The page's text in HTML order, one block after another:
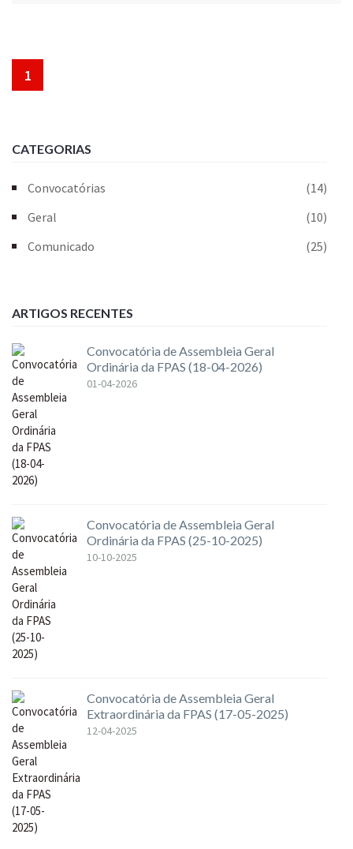
1
CATEGORIAS
Convocatórias
(14)
Geral
(10)
Comunicado
(25)
ARTIGOS RECENTES
Convocatória de Assembleia Geral
Ordinária da FPAS (18-04-2026)
01-04-2026
Convocatória de Assembleia Geral
Ordinária da FPAS (25-10-2025)
10-10-2025
Convocatória de Assembleia Geral
Extraordinária da FPAS (17-05-2025)
12-04-2025